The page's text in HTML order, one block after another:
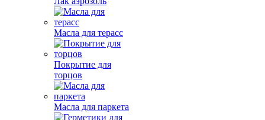
Масла для терасс
Покрытие для
торцов
Масла для паркета